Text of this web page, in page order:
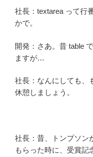
社長：textarea って行
かで。
開発：さあ。昔 table
ますが…
社長：なんにしても、
休憩しましょう。
社長：昔、トンプソン
もらった時に、受賞記